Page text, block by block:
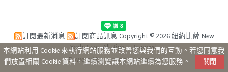
訂閱最新消息 訂閱商品訊息 Copyright © 2026 紐約比薩 New
York Pizza. All Rights Reserved.
Powered by hosting.url.com.tw
本網站利用 Cookie 來執行網站服務並改善您與我們的互動。若您同意我
們放置相關 Cookie 資料，繼續瀏覽讓本網站繼續為您服務。